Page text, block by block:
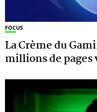
FOCUS
La Crème du
millions de pages